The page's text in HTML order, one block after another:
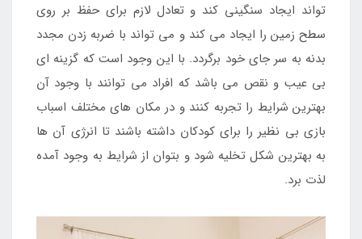
تواند ایجاد سنگینی کند و تعادل لازم برای حفظ بر روی
سطح زمین را ایجاد می کند و می تواند با ضربه زدن مجدد
بدنه به سر جای خود برگردد. با این وجود است که گزینه ای
بی عیب و نقص می باشد که افراد می توانند با وجود آن
بهترین شرایط را تجربه کنند و در مکان های مختلف اسباب
بازی بی نظیر را برای کودکان داشته باشند تا انرژی آن ها
به بهترین شکل تخلیه شود و بتوان از شرایط به وجود آمده
لذت برد.